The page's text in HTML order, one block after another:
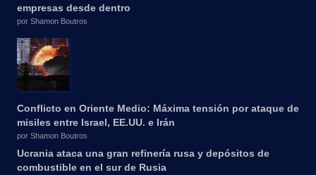
empresas desde dentro
por Shamon Boutros
Conflicto en Oriente Medio: Máxima tensión por ataque de
misiles entre Israel, EE.UU. e Irán
por Shamon Boutros
Ucrania ataca una gran refinería rusa y depósitos de
combustible en el sur de Rusia